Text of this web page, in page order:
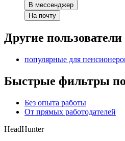
В мессенджер
На почту
Другие
популярные для
Быстрые фильтры
Без опыта работы
От прямых работодателей
HeadHunter